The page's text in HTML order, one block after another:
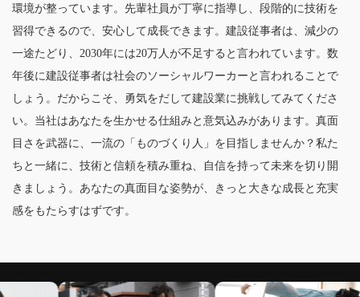
環境が整っています。先輩社員が丁寧に指導し、段階的に技術を
習得できるので、安心して成長できます。建設従事者は、減少の
一途たどり、2030年には20万人が不足すると言われています。数
年後に建設従事者は社会のソーシャルワーカーと言われることで
しょう。だからこそ、勇気をだして建設業に挑戦してみてくださ
い。当社はあなたを生かせる仕組みと意気込みがあります。真面
目さを武器に、一流の「ものづくり人」を目指しませんか？私た
ちと一緒に、技術と信頼を積み重ね、自信を持って未来を切り開
きましょう。あなたの真面目な姿勢が、きっと大きな成長と充実
感をもたらすはずです。